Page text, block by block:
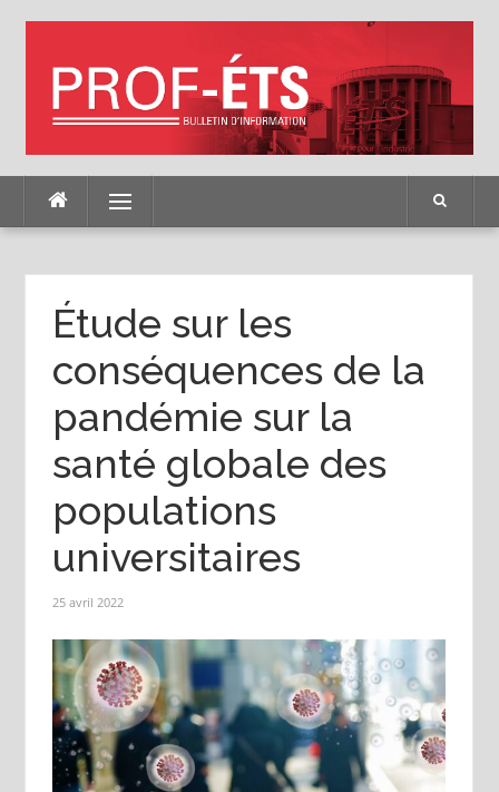
Menu
Étude sur les
conséquences de la
pandémie sur la
santé globale des
populations
universitaires
25 avril 2022